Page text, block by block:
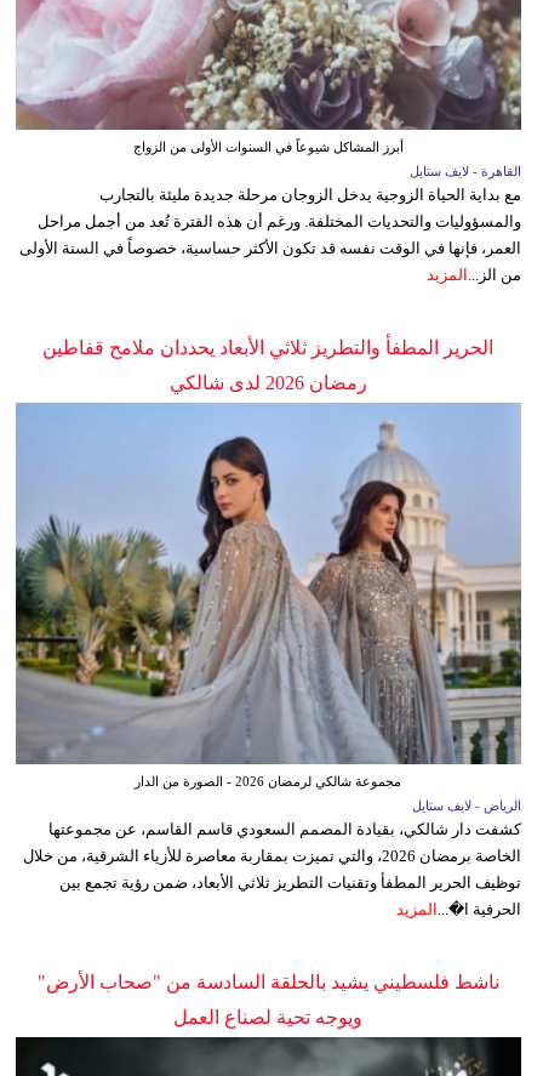
أبرز المشاكل شيوعاً في السنوات الأولى من الزواج
القاهرة - لايف ستايل
مع بداية الحياة الزوجية يدخل الزوجان مرحلة جديدة مليئة بالتجارب
والمسؤوليات والتحديات المختلفة. ورغم أن هذه الفترة تُعد من أجمل مراحل
العمر، فإنها في الوقت نفسه قد تكون الأكثر حساسية، خصوصاً في السنة الأولى
من الز...
المزيد
الحرير المطفأ والتطريز ثلاثي الأبعاد يحددان ملامح قفاطين
رمضان 2026 لدى شالكي
مجموعة شالكي لرمضان 2026 - الصورة من الدار
الرياض - لايف ستايل
كشفت دار شالكي، بقيادة المصمم السعودي قاسم القاسم، عن مجموعتها
الخاصة برمضان 2026، والتي تميزت بمقاربة معاصرة للأزياء الشرقية، من خلال
توظيف الحرير المطفأ وتقنيات التطريز ثلاثي الأبعاد، ضمن رؤية تجمع بين
الحرفية ا�... المزيد
ناشط فلسطيني يشيد بالحلقة السادسة من "صحاب الأرض"
ويوجه تحية لصناع العمل